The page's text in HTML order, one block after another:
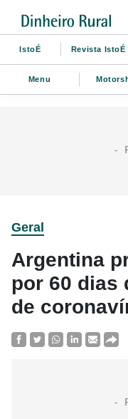
IstoÉ Revista IstoÉ
Menu
Geral
Argentina
por 60 dias
de